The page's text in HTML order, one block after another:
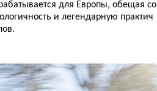
для Европы, обещая со
и легендарную практич